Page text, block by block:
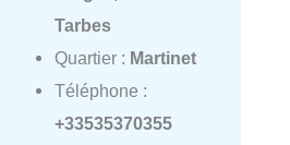
Tarbes
Quartier : Martinet
Téléphone :
+33535370355